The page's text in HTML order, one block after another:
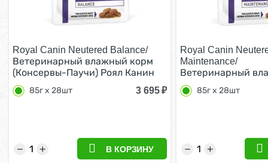
Royal Canin Neutered Balance/
Ветеринарный влажный корм
(Консервы-Паучи) Роял Канин
Ньютеред Баланс для
Кастрированных котов и
85г х 28шт 3 695₽
+
− В КОРЗИНУ
Royal Canin
Maintenance/
Ветеринарный
(Консервы-
Ньютеред
85г х 28шт
+
−